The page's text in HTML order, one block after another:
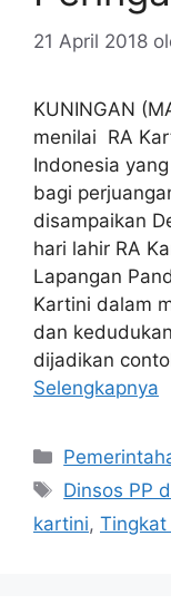
21 April 2018
KUNINGAN
menilai RA
Indonesia
bagi
disampaikan
hari lahir RA
Lapangan
Kartini dalam
dan
dijadikan
Selengkapnya
Kategori
Tag
Dinsos PP
kartini, Tingkat